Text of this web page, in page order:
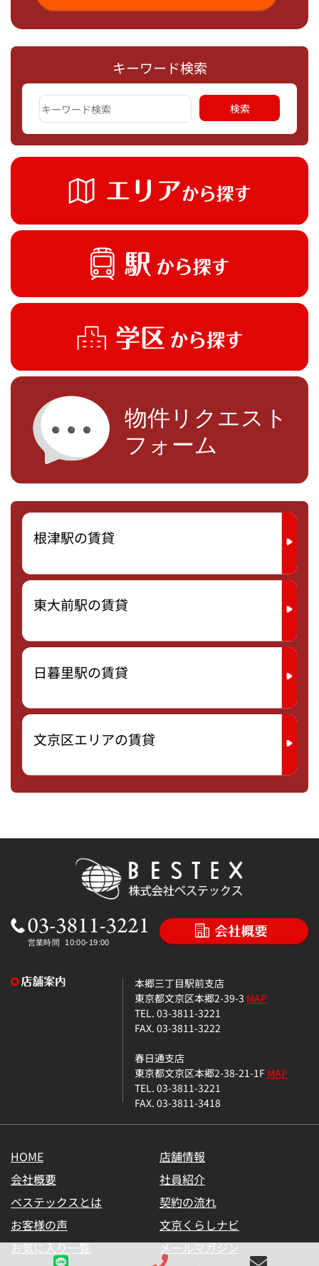
キーワード検索
根津駅の賃貸
東大前駅の賃貸
日暮里駅の賃貸
文京区エリアの賃貸
本郷三丁目駅前支店
東京都文京区本郷2-39-3 MAP
TEL. 03-3811-3221
FAX. 03-3811-3222
春日通支店
東京都文京区本郷2-38-21-1FMAP
TEL. 03-3811-3221
FAX. 03-3811-3418
HOME
店舗情報
会社概要
社員紹介
ベステックスとは
契約の流れ
お客様の声
文京くらしナビ
お気に入り一覧
メールマガジン